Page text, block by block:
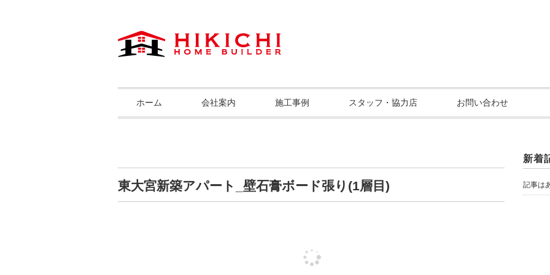
ホーム 会社案内 施工事例 スタッフ・協力店 お問い合わせ
東大宮新築アパート_壁石膏ボード張り(1層目)
新着
記事は